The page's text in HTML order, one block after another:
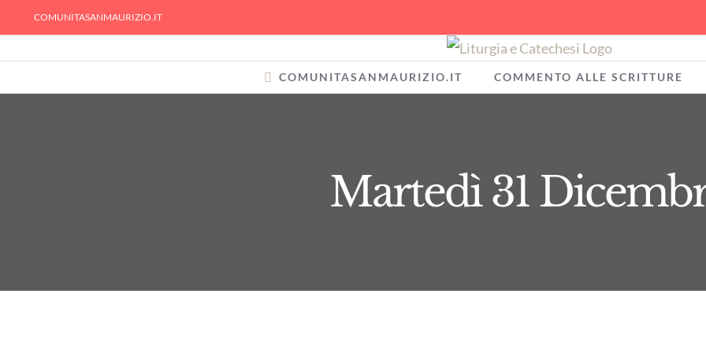
to
content
COMUNITASANMAURIZIO.IT
COMUNITASANMAURIZIO.IT COMMENTO ALLE SCRITTURE
Martedì 31